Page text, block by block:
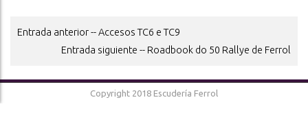
Entrada anterior -- Accesos TC6 e TC9
Entrada siguiente -- Roadbook do 50 Rallye de Ferrol
Copyright 2018 Escudería Ferrol